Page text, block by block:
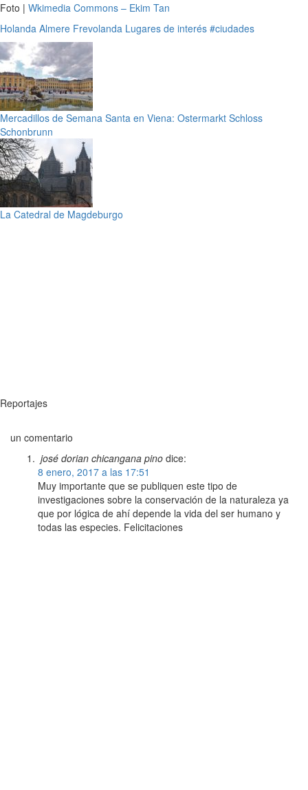
Foto | Wkimedia Commons – Ekim Tan
Holanda Almere Frevolanda Lugares de interés #ciudades
Mercadillos de Semana Santa en Viena: Ostermarkt Schloss
Schonbrunn
La Catedral de Magdeburgo
Reportajes
un comentario
josé dorian chicangana pino dice:
8 enero, 2017 a las 17:51
Muy importante que se publiquen este tipo de
investigaciones sobre la conservación de la naturaleza ya
que por lógica de ahí depende la vida del ser humano y
todas las especies. Felicitaciones